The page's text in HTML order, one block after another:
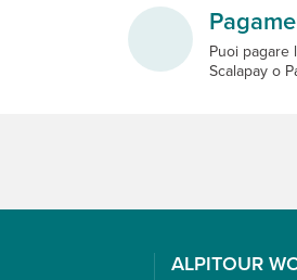
Puoi pagare
Scalapay o
ALPITOUR